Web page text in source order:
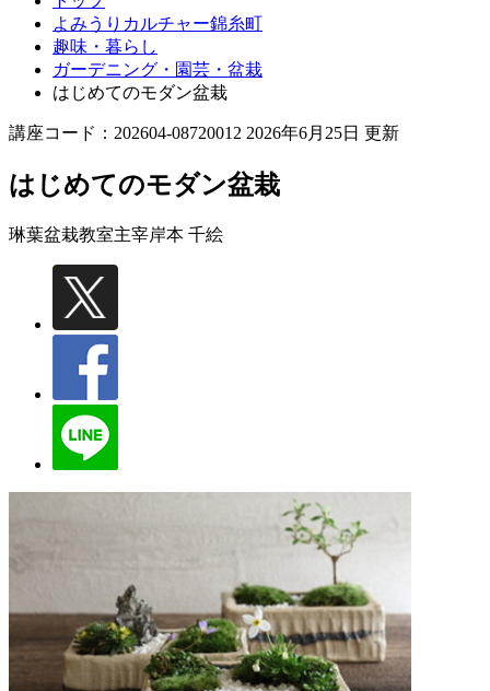
よみうりカルチャー錦糸町
趣味・暮らし
ガーデニング・園芸・盆栽
はじめてのモダン盆栽
講座コード：202604-08720012 2026年6月25日 更新
はじめてのモダン盆栽
琳葉盆栽教室主宰岸本 千絵